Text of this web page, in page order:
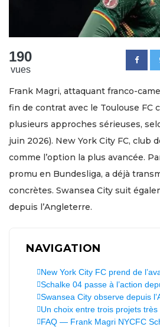
190
vues
Frank Magri, attaquant franco-
fin de contrat avec le Toulouse FC
plusieurs approches sérieuses,
juin 2026). New York City FC, club
comme l’option la plus avancée.
promu en Bundesliga, a déjà
concrètes. Swansea City suit
depuis l’Angleterre.
NAVIGATION
New York City FC prend de
Schalke 04 passe à l’action
Swansea City observe depuis
Un choix entre trois projets
FAQ — Frank Magri NYCFC